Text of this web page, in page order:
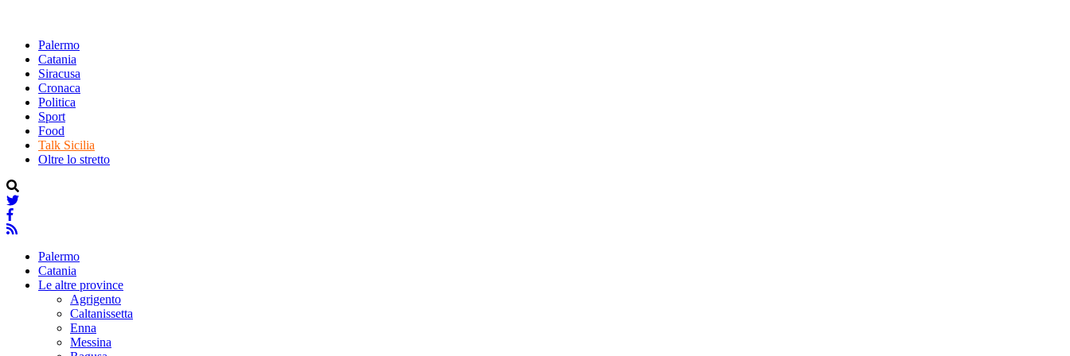
Palermo
Catania
Siracusa
Cronaca
Politica
Sport
Food
Talk Sicilia
Oltre lo stretto
Palermo
Catania
Le altre province
Agrigento
Caltanissetta
Enna
Messina